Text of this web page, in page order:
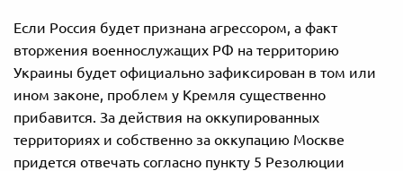
Если Россия будет признана агрессором, а факт
вторжения военнослужащих РФ на территорию
Украины будет официально зафиксирован в том или
ином законе, проблем у Кремля существенно
прибавится. За действия на оккупированных
территориях и собственно за оккупацию Москве
придется отвечать согласно пункту 5 Резолюции